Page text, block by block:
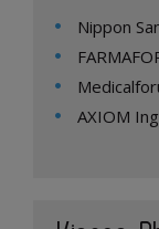
Nippon
AXIOM